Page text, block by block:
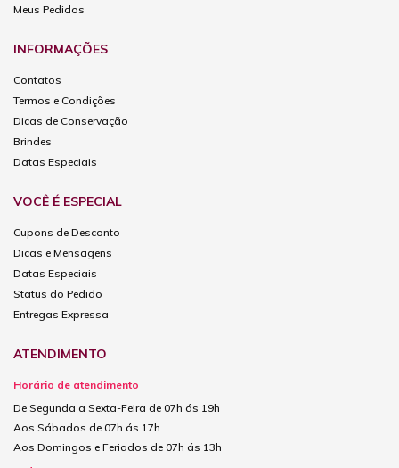
Meus Pedidos
INFORMAÇÕES
Contatos
Termos e Condições
Dicas de Conservação
Brindes
Datas Especiais
VOCÊ É ESPECIAL
Cupons de Desconto
Dicas e Mensagens
Datas Especiais
Status do Pedido
Entregas Expressa
ATENDIMENTO
Horário de atendimento
De Segunda a Sexta-Feira de 07h ás 19h
Aos Sábados de 07h ás 17h
Aos Domingos e Feriados de 07h ás 13h